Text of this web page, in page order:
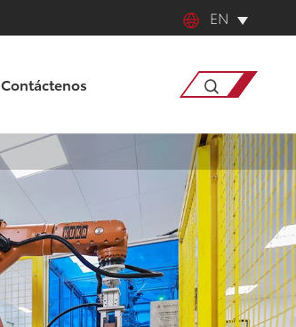
EN
français
Deutsch
Contáctenos